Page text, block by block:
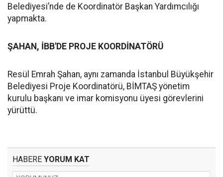
Belediyesi’nde de Koordinatör Başkan Yardımcılığı
yapmakta.
ŞAHAN, İBB'DE PROJE KOORDİNATÖRÜ
Resül Emrah Şahan, aynı zamanda İstanbul Büyükşehir
Belediyesi Proje Koordinatörü, BİMTAŞ yönetim
kurulu başkanı ve imar komisyonu üyesi görevlerini
yürüttü.
HABERE YORUM KAT